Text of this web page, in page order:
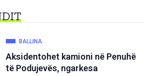
BALLINA
Aksidentohet kamioni në Penuhë
të Podujevës, ngarkesa